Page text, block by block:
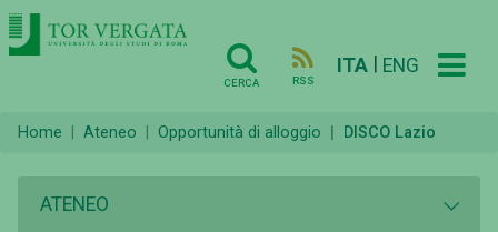
CERCA RSS
ITA ENG
Home Ateneo Opportunità di alloggio DISCO Lazio
ATENEO